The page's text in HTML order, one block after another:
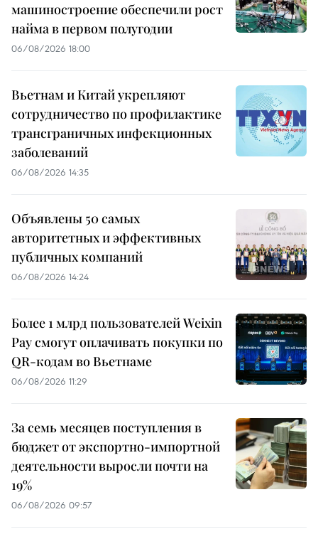
машиностроение обеспечили рост
найма в первом полугодии
06/08/2026 18:00
Вьетнам и Китай укрепляют
сотрудничество по профилактике
трансграничных инфекционных
заболеваний
06/08/2026 14:35
Объявлены 50 самых
авторитетных и эффективных
публичных компаний
06/08/2026 14:24
Более 1 млрд пользователей Weixin
Pay смогут оплачивать покупки по
QR-кодам во Вьетнаме
06/08/2026 11:29
За семь месяцев поступления в
бюджет от экспортно-импортной
деятельности выросли почти на
19%
06/08/2026 09:57